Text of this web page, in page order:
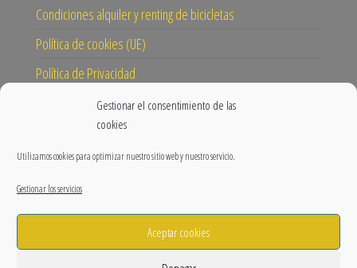
Gestionar el consentimiento de las
cookies
Utilizamos cookies para optimizar nuestro sitio web y nuestro servicio.
Gestionar los servicios
Aceptar cookies
Condiciones alquiler y renting de bicicletas
Política de cookies (UE)
Política de Privacidad
Instagram
Facebook
Blog